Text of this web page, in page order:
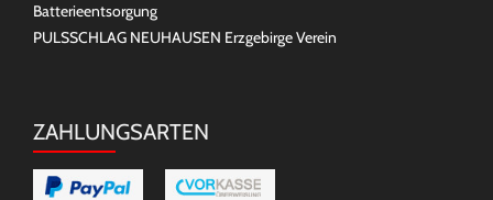
Batterieentsorgung
PULSSCHLAG NEUHAUSEN Erzgebirge Verein
ZAHLUNGSARTEN